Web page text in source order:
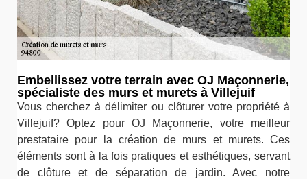
Embellissez votre terrain avec OJ Maçonnerie,
spécialiste des murs et murets à Villejuif
Vous cherchez à délimiter ou clôturer votre propriété à
Villejuif? Optez pour OJ Maçonnerie, votre meilleur
prestataire pour la création de murs et murets. Ces
éléments sont à la fois pratiques et esthétiques, servant
de clôture et de séparation de jardin. Avec notre